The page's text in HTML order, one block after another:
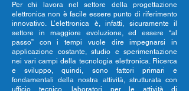
Per chi lavora nel settore della progettazione
elettronica non è facile essere punto di riferimento
innovativo. L’elettronica è, infatti, sicuramente il
settore in maggiore evoluzione, ed essere “al
passo” con i tempi vuole dire impegnarsi in
applicazione costante, studio e sperimentazione
nei vari campi della tecnologia elettronica. Ricerca
e sviluppo, quindi, sono fattori primari e
fondamentali della nostra attività, strutturata con
ufficio tecnico, laboratori per le attività di